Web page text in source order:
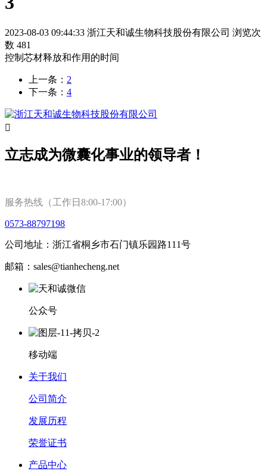
2023-08-03 09:44:33 浙江天和诚生物科技股份有限公司 浏览次
数 481
控制芯材释放和作用的时间
上一条： 2
下一条： 4

立志成为微囊化事业的领导者！
服务热线（工作日8:00-17:00）
0573-88797198
公司地址：浙江省桐乡市石门镇乐园路111号
邮箱：sales@tianhecheng.net
公众号
移动端
关于我们
公司简介
发展历程
荣誉证书
产品中心